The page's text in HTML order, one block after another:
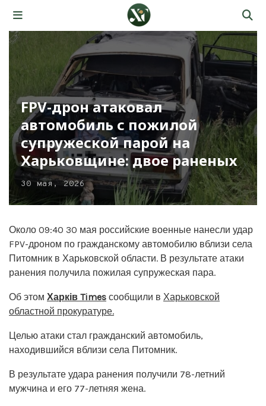
FPV-дрон атаковал
автомобиль с пожилой
супружеской парой на
Харьковщине: двое раненых
30 мая, 2026
Около 09:40 30 мая российские военные нанесли удар
FPV-дроном по гражданскому автомобилю вблизи села
Питомник в Харьковской области. В результате атаки
ранения получила пожилая супружеская пара.
Об этом Харків Times сообщили в Харьковской
областной прокуратуре.
Целью атаки стал гражданский автомобиль,
находившийся вблизи села Питомник.
В результате удара ранения получили 78-летний
мужчина и его 77-летняя жена.